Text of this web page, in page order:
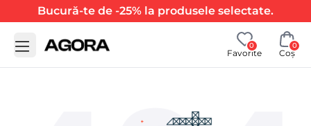
Bucură-te de -25% la produsele selectate.
0
Favorite
0
Coș